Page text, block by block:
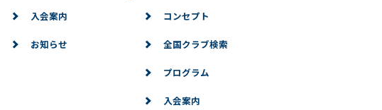
入会案内
お知らせ
コンセプト
全国クラブ検索
プログラム
入会案内